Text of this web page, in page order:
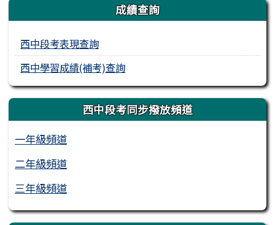
成績查詢
西中段考表現查詢
西中學習成績(補考)查詢
西中段考同步撥放頻道
一年級頻道
二年級頻道
三年級頻道